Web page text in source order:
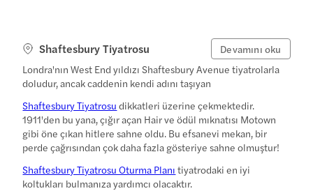
Shaftesbury Tiyatrosu
Devamını oku
Londra'nın West End yıldızı Shaftesbury Avenue tiyatrolarla
doludur, ancak caddenin kendi adını taşıyan
Shaftesbury Tiyatrosu dikkatleri üzerine çekmektedir.
1911'den bu yana, çığır açan Hair ve ödül mıknatısı Motown
gibi öne çıkan hitlere sahne oldu. Bu efsanevi mekan, bir
perde çağrısından çok daha fazla gösteriye sahne olmuştur!
Shaftesbury Tiyatrosu Oturma Planı tiyatrodaki en iyi
koltukları bulmanıza yardımcı olacaktır.